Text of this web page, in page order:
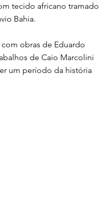
tecido africano tramado
Bahia.
obras de Eduardo
de Caio Marcolini
um período da história